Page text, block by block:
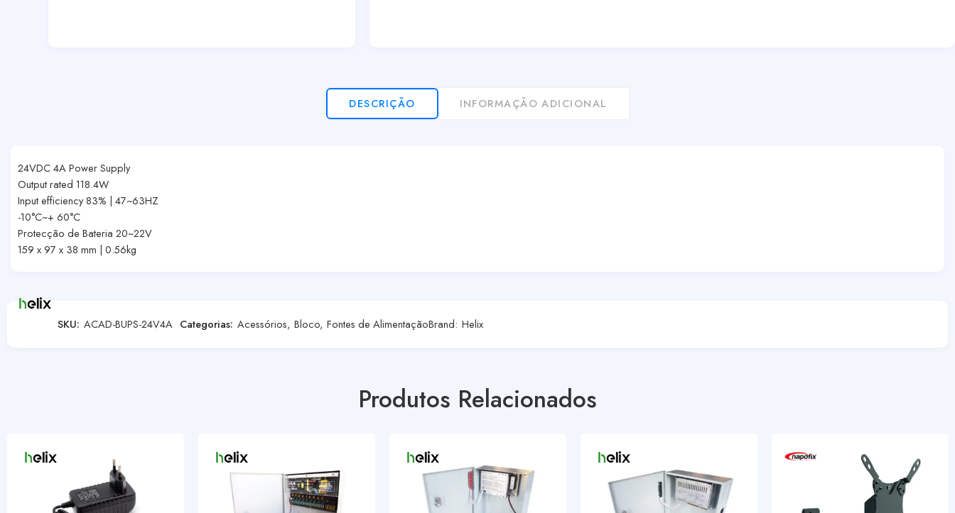
DESCRIÇÃO INFORMAÇÃO ADICIONAL
24VDC 4A Power Supply
Output rated 118.4W
Input efficiency 83% | 47~63HZ
-10°C~+ 60°C
Protecção de Bateria 20~22V
159 x 97 x 38 mm | 0.56kg
SKU: ACAD-BUPS-24V4A Categorias: Acessórios, Bloco, Fontes de AlimentaçãoBrand: Helix
Produtos Relacionados